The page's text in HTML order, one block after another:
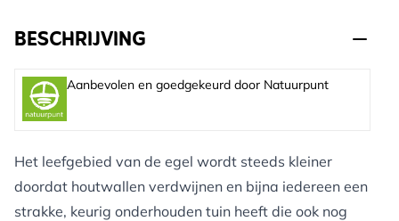
BESCHRIJVING
Aanbevolen en goedgekeurd door Natuurpunt
Het leefgebied van de egel wordt steeds kleiner
doordat houtwallen verdwijnen en bijna iedereen een
strakke, keurig onderhouden tuin heeft die ook nog